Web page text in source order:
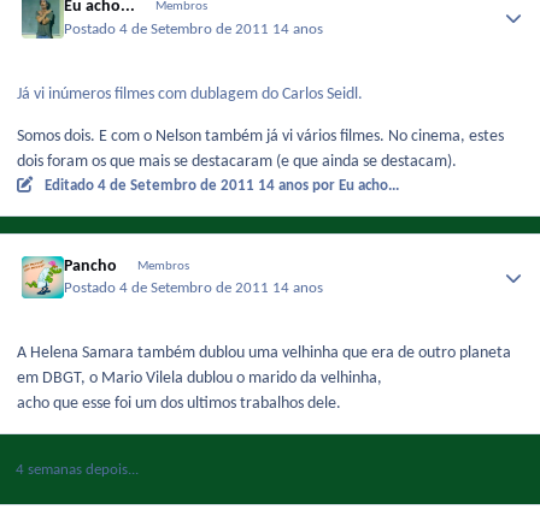
Eu acho... Membros
Postado4 de Setembro de 2011 14 anos
Já vi inúmeros filmes com dublagem do Carlos Seidl.
Somos dois. E com o Nelson também já vi vários filmes. No cinema, estes
dois foram os que mais se destacaram (e que ainda se destacam).
Editado 4 de Setembro de 2011 14 anos por Eu acho...
Pancho Membros
Postado4 de Setembro de 2011 14 anos
A Helena Samara também dublou uma velhinha que era de outro planeta
em DBGT, o Mario Vilela dublou o marido da velhinha,
acho que esse foi um dos ultimos trabalhos dele.
4 semanas depois...